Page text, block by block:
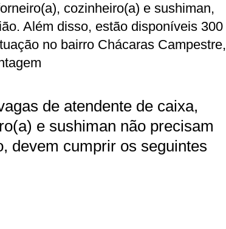
cozinheiro(a) e sushiman,
Além disso, estão disponíveis 300
no bairro Chácaras Campestre,
de atendente de caixa,
e sushiman não precisam
devem cumprir os seguintes